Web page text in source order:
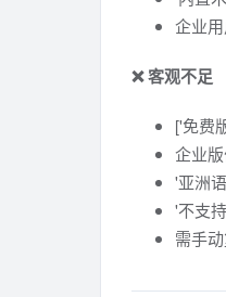
企业
❌ 客观不足
['免费
企业
'亚洲
'不支
需手